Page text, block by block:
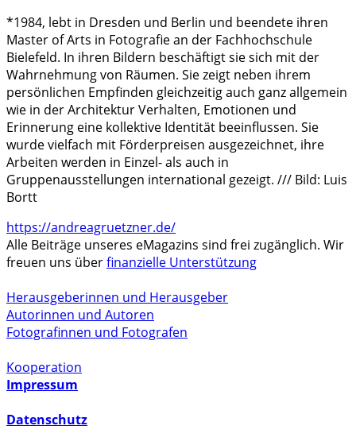
*1984, lebt in Dresden und Berlin und beendete ihren
Master of Arts in Fotografie an der Fachhochschule
Bielefeld. In ihren Bildern beschäftigt sie sich mit der
Wahrnehmung von Räumen. Sie zeigt neben ihrem
persönlichen Empfinden gleichzeitig auch ganz allgemein
wie in der Architektur Verhalten, Emotionen und
Erinnerung eine kollektive Identität beeinflussen. Sie
wurde vielfach mit Förderpreisen ausgezeichnet, ihre
Arbeiten werden in Einzel- als auch in
Gruppenausstellungen international gezeigt. /// Bild: Luis
Bortt
https://andreagruetzner.de/
Alle Beiträge unseres eMagazins sind frei zugänglich. Wir
freuen uns überfinanzielle Unterstützung
Herausgeberinnen und Herausgeber
Autorinnen und Autoren
Fotografinnen und Fotografen
Kooperation
Impressum
Datenschutz